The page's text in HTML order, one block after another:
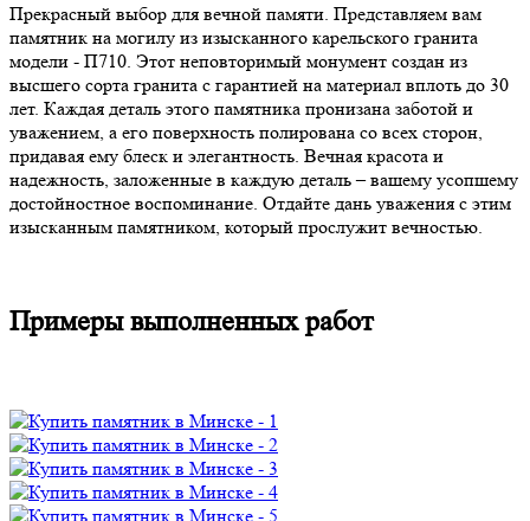
Прекрасный выбор для вечной памяти. Представляем вам
памятник на могилу из изысканного карельского гранита
модели - П710. Этот неповторимый монумент создан из
высшего сорта гранита с гарантией на материал вплоть до 30
лет. Каждая деталь этого памятника пронизана заботой и
уважением, а его поверхность полирована со всех сторон,
придавая ему блеск и элегантность. Вечная красота и
надежность, заложенные в каждую деталь – вашему усопшему
достойностное воспоминание. Отдайте дань уважения с этим
изысканным памятником, который прослужит вечностью.
Примеры выполненных работ